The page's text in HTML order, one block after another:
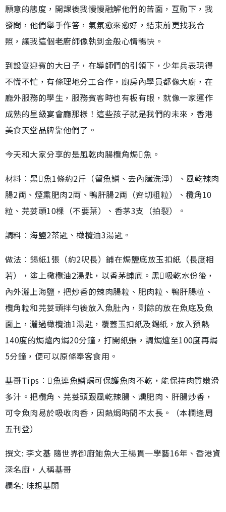
願意的態度，開課後我慢慢融解他們的苦面，互動下，我
發問，他們舉手作答，氣氛愈來愈好，結束前更找我合
照，讓我這個老廚師像執到金般心情暢快。
到設宴迎賓的大日子，在導師們的引領下，少年兵表現得
不慌不忙，有條理地分工合作，廚房內學員都像大廚，在
廳外服務的學生，服務賓客時也有板有眼，就像一家運作
成熟的星級宴會廳那樣！這些孩子就是我們的未來，香港
美食天堂品牌靠他們了。
今天和大家分享的是風乾肉腸欖角焗魚。
材料︰黑魚1條約2斤（留魚鱗、去內臟洗淨）、風乾辣肉
腸2両、煙熏肥肉2両、鴨肝腸2両（齊切粗粒）、欖角10
粒、芫荽頭10棵（不要葉）、香茅3支（拍裂）。
調料︰海鹽2茶匙、橄欖油3湯匙。
做法︰錫紙1張（約2呎長）鋪在焗鹽底放玉扣紙（長度相
若），塗上橄欖油2湯匙，以香茅鋪底。黑吸乾水份後，
內外灑上海鹽，把炒香的辣肉腸粒、肥肉粒、鴨肝腸粒、
欖角粒和芫荽頭拌勻後放入魚肚內，剩餘的放在魚底及魚
面上，灑過橄欖油1湯匙，覆蓋玉扣紙及錫紙，放入預熱
140度的焗爐內焗20分鐘，打開紙張，調焗爐至100度再焗
5分鐘，便可以原條奉客食用。
基哥Tips︰魚連魚鱗焗可保護魚肉不乾，能保持肉質嫩滑
多汁。把欖角、芫荽頭跟風乾辣腸、燻肥肉、肝腸炒香，
可令魚肉易於吸收肉香，因熱焗時間不太長。（本欄逢周
五刊登）
撰文: 李文基 隨世界御廚鮑魚大王楊貫一學藝16年、香港資
深名廚，人稱基哥
欄名: 味想基開